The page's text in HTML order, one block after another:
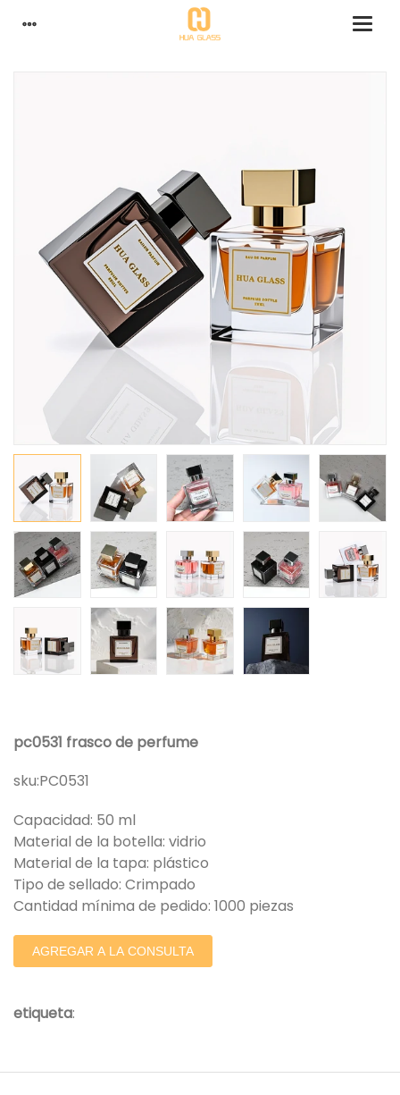
pc0531 frasco de perfume
sku:PC0531
Capacidad: 50 ml
Material de la botella: vidrio
Material de la tapa: plástico
Tipo de sellado: Crimpado
Cantidad mínima de pedido: 1000 piezas
AGREGAR A LA CONSULTA
etiqueta: